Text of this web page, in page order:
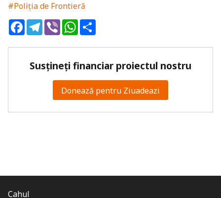
#Poliția de Frontieră
FacebookTelegram
ViberWhatsApp
Susțineți financiar proiectul nostru
Donează pentru Ziuadeazi
Cahul